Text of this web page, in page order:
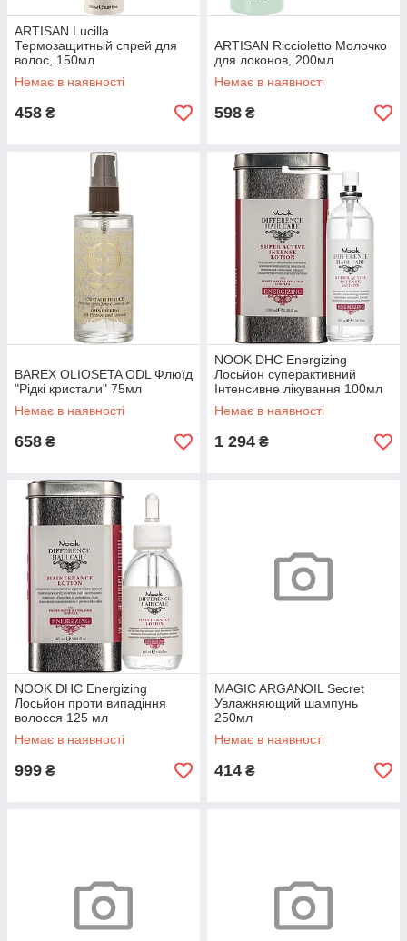
ARTISAN Lucilla
Термозащитный спрей для
волос, 150мл
Немає в наявності
458 ₴
ARTISAN Riccioletto Молочко
для локонов, 200мл
Немає в наявності
598 ₴
BAREX OLIOSETA ODL Флюїд
"Рідкі кристали" 75мл
Немає в наявності
658 ₴
NOOK DHC Energizing
Лосьйон суперактивний
Інтенсивне лікування 100мл
Немає в наявності
1 294 ₴
NOOK DHC Energizing
Лосьйон проти випадіння
волосся 125 мл
Немає в наявності
999 ₴
MAGIC ARGANOIL Secret
Увлажняющий шампунь
250мл
Немає в наявності
414 ₴